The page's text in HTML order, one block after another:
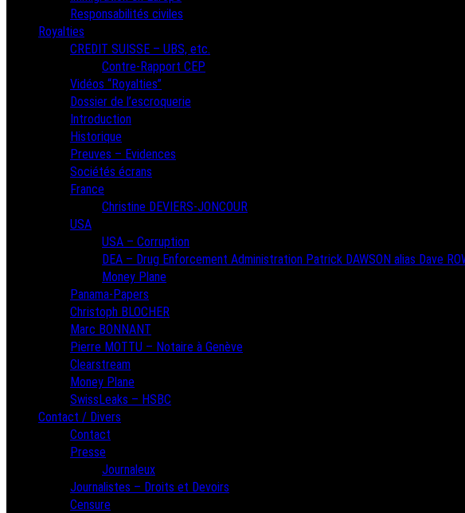
Responsabilités civiles
Royalties
CREDIT SUISSE – UBS, etc.
Contre-Rapport CEP
Vidéos “Royalties”
Dossier de l’escroquerie
Introduction
Historique
Preuves – Evidences
Sociétés écrans
France
Christine DEVIERS-JONCOUR
USA
USA – Corruption
DEA – Drug Enforcement Administration Patrick DAWSON alias Dave
Money Plane
Panama-Papers
Christoph BLOCHER
Marc BONNANT
Pierre MOTTU – Notaire à Genève
Clearstream
Money Plane
SwissLeaks – HSBC
Contact / Divers
Contact
Presse
Journaleux
Journalistes – Droits et Devoirs
Censure